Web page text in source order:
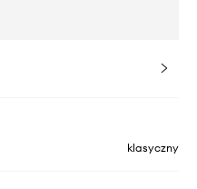
klasyczny